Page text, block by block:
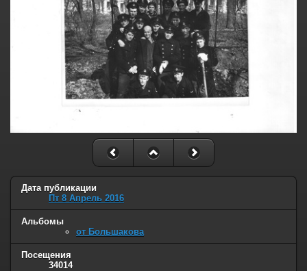
Дата публикации
Пт 8 Апрель 2016
Альбомы
от Большакова
Посещения
34014